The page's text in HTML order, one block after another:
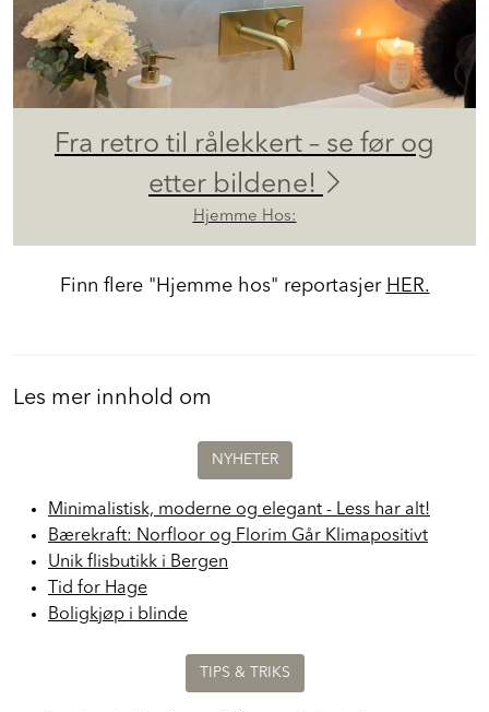
Fra retro til rålekkert – se før og
etter bildene!
Hjemme Hos:
Finn flere "Hjemme hos" reportasjer HER.
Les mer innhold om
NYHETER
Minimalistisk, moderne og elegant - Less har alt!
Bærekraft: Norfloor og Florim Går Klimapositivt
Unik flisbutikk i Bergen
Tid for Hage
Boligkjøp i blinde
TIPS & TRIKS